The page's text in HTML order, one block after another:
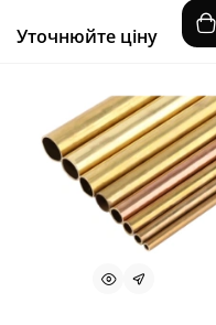
Уточнюйте ціну